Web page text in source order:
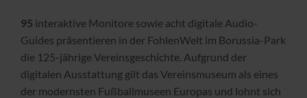
95 interaktive Monitore sowie acht digitale Audio-
Guides präsentieren in der FohlenWelt im Borussia-Park
die 125-jährige Vereinsgeschichte. Aufgrund der
digitalen Ausstattung gilt das Vereinsmuseum als eines
der modernsten Fußballmuseen Europas und lohnt sich